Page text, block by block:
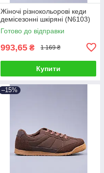
Жіночі різнокольорові кеди
демісезонні шкіряні (N6103)
Готово до відправки
993,65 ₴ 1 169 ₴
Купити
–15%